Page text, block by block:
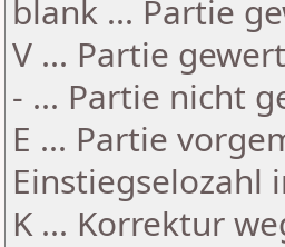
blank ... Partie
V ... Partie
- ... Partie nicht
E ... Partie
Einstiegselozahl
K ... Korrektur